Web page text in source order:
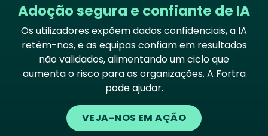
Adoção segura e confiante de IA
Os utilizadores expõem dados confidenciais, a IA
retém-nos, e as equipas confiam em resultados
não validados, alimentando um ciclo que
aumenta o risco para as organizações. A Fortra
pode ajudar.
VEJA-NOS EM AÇÃO